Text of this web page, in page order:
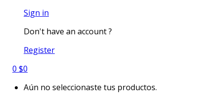
Sign in
Don't have an account ?
Register
0 $0
Aún no seleccionaste tus productos.